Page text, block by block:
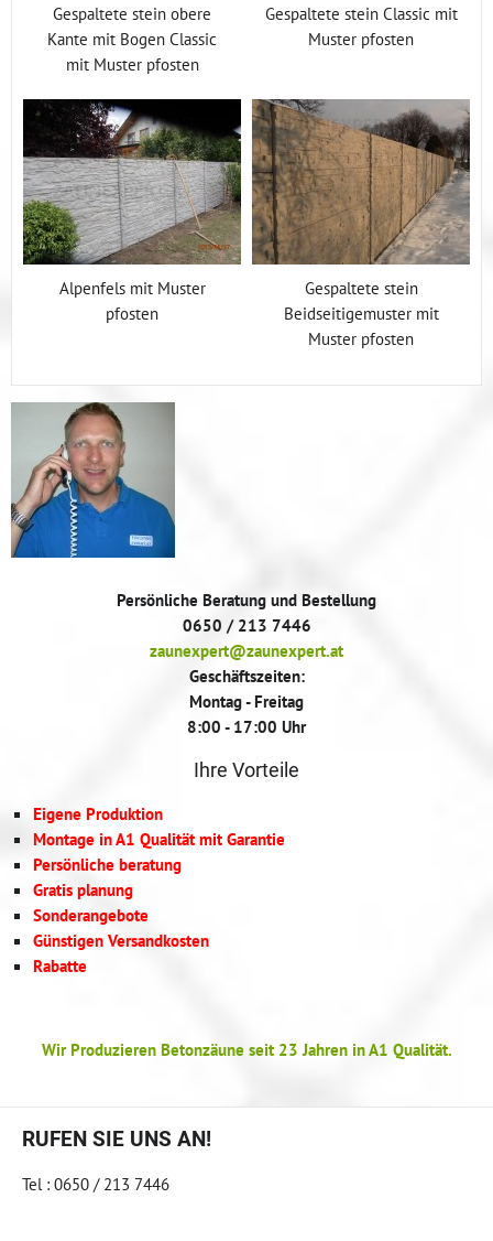
Gespaltete stein obere
Kante mit Bogen Classic
mit Muster pfosten
Gespaltete stein Classic mit
Muster pfosten
Alpenfels mit Muster
pfosten
Gespaltete stein
Beidseitigemuster mit
Muster pfosten
Persönliche Beratung und Bestellung
0650 / 213 7446
zaunexpert@zaunexpert.at
Geschäftszeiten:
Montag - Freitag
8:00 - 17:00 Uhr
Ihre Vorteile
Eigene Produktion
Montage in A1 Qualität mit Garantie
Persönliche beratung
Gratis planung
Sonderangebote
Günstigen Versandkosten
Rabatte
Wir Produzieren Betonzäune seit 23 Jahren in A1 Qualität.
RUFEN SIE UNS AN!
Tel : 0650 / 213 7446